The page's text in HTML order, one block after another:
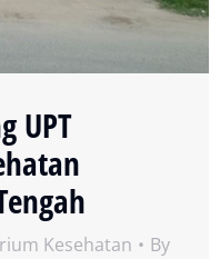
UPT
Kesehatan
By